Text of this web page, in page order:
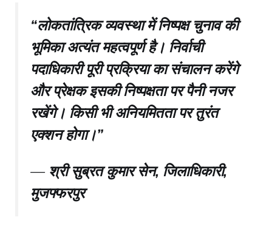
“लोकतांत्रिक व्यवस्था में निष्पक्ष चुनाव की
भूमिका अत्यंत महत्वपूर्ण है। निर्वाची
पदाधिकारी पूरी प्रक्रिया का संचालन करेंगे
और प्रेक्षक इसकी निष्पक्षता पर पैनी नजर
रखेंगे। किसी भी अनियमितता पर तुरंत
एक्शन होगा।”
— श्री सुब्रत कुमार सेन, जिलाधिकारी,
मुजफ्फरपुर